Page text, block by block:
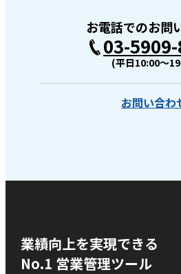
お電話でのお問
03-
(平日10:00〜
お問い合わ
業績向上を実現できる
No.1 営業管理ツール